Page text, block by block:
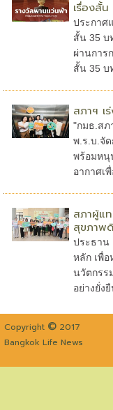
เรื่องสั้
ประกาศ
สั้น 35 บ
ผ่านการ
สั้น 35 บ
สภาฯ เ
"กมธ.สภ
พ.ร.บ.จั
พร้อมหนุ
อากาศเ
สภาผู้แ
สุขภาพ
ประธาน
หลัก เพื่
นวัตกรร
อย่างยั่ง
Copyright © 2017
Bangkok Life News